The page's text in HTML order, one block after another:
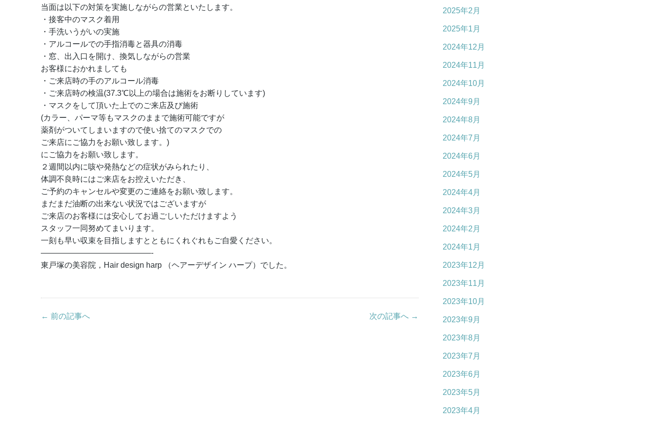
当面は以下の対策を実施しながらの営業といたします。
・接客中のマスク着用
・手洗いうがいの実施
・アルコールでの手指消毒と器具の消毒
・窓、出入口を開け、換気しながらの営業
お客様におかれましても
・ご来店時の手のアルコール消毒
・ご来店時の検温(37.3℃以上の場合は施術をお断りしています)
・マスクをして頂いた上でのご来店及び施術
(カラー、パーマ等もマスクのままで施術可能ですが
薬剤がついてしまいますので使い捨てのマスクでの
ご来店にご協力をお願い致します。)
にご協力をお願い致します。
２週間以内に咳や発熱などの症状がみられたり、
体調不良時にはご来店をお控えいただき、
ご予約のキャンセルや変更のご連絡をお願い致します。
まだまだ油断の出来ない状況ではございますが
ご来店のお客様には安心してお過ごしいただけますよう
スタッフ一同努めてまいります。
一刻も早い収束を目指しますとともにくれぐれもご自愛ください。
——————————————-
東戸塚の美容院，Hair design harp （ヘアーデザイン ハープ）でした。
← 前の記事へ 次の記事へ →
2025年2月
2025年1月
2024年12月
2024年11月
2024年10月
2024年9月
2024年8月
2024年7月
2024年6月
2024年5月
2024年4月
2024年3月
2024年2月
2024年1月
2023年12月
2023年11月
2023年10月
2023年9月
2023年8月
2023年7月
2023年6月
2023年5月
2023年4月